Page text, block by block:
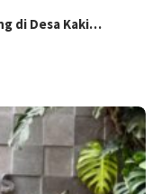
di Desa Kaki…